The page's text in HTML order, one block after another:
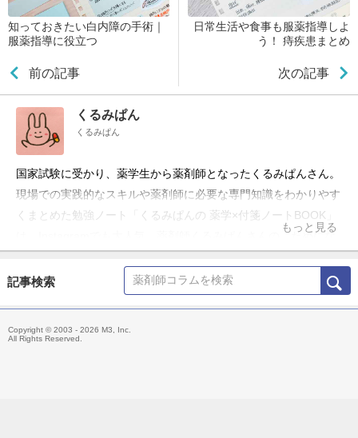
知っておきたい白内障の手術｜
服薬指導に役立つ
前の記事
日常生活や食事も服薬指導しよ
う！ 痔疾患まとめ
次の記事
くるみぱん
くるみぱん
国家試験に受かり、薬学生から薬剤師となったくるみぱんさん。
現場での実践的なスキルや薬剤師に必要な専門知識をわかりやす
くまとめた勉強ノート「くるみぱんの 薬学×付箋ノートBOOK」
は、Instagramでも大人気。薬剤師くるみぱんさんの、ためにな
もっと見る
記事検索
Copyright © 2003 - 2026 M3, Inc.
All Rights Reserved.